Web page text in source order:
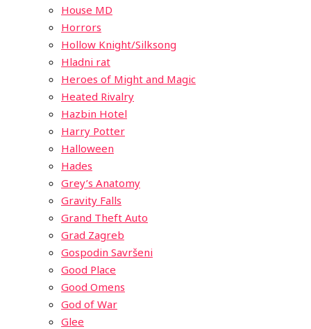
House MD
Horrors
Hollow Knight/Silksong
Hladni rat
Heroes of Might and Magic
Heated Rivalry
Hazbin Hotel
Harry Potter
Halloween
Hades
Grey’s Anatomy
Gravity Falls
Grand Theft Auto
Grad Zagreb
Gospodin Savršeni
Good Place
Good Omens
God of War
Glee